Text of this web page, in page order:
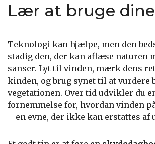
Lær at bruge
Teknologi kan hjælpe, men den
stadig den, der kan aflæse naturen
sanser. Lyt til vinden, mærk dens
kinden, og brug synet til at vurdere
vegetationen. Over tid udvikler du
fornemmelse for, hvordan vinden
– en evne, der ikke kan erstattes af